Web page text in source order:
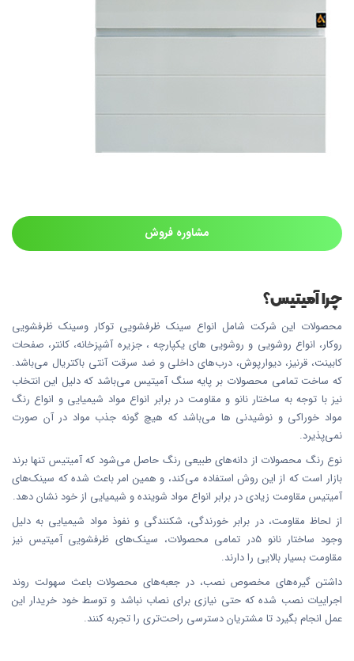
مشاوره فروش
چرا آمیتیس؟
محصولات این شرکت شامل انواع سینک ظرفشویی توکار وسینک ظرفشویی
روکار، انواع روشویی و روشویی های یکپارچه ، جزیره آشپزخانه، کانتر، صفحات
کابینت، قرنیز، دیوارپوش، درب‌های داخلی و ضد سرقت آنتی باکتریال می‌باشد.
که ساخت تمامی محصولات بر پایه سنگ آمیتیس می‌باشد که دلیل این انتخاب
نیز با توجه به ساختار نانو و مقاومت در برابر انواع مواد شیمیایی و انواع رنگ
مواد خوراکی و نوشیدنی ها می‌باشد که هیچ گونه جذب مواد در آن صورت
نمی‌پذیرد.
نوع رنگ محصولات از دانه‌های طبیعی رنگ حاصل می‌شود که آمیتیس تنها برند
بازار است که از این روش استفاده می‌کند، و همین امر باعث شده که سینک‌های
آمیتیس مقاومت زیادی در برابر انواع مواد شوینده و شیمیایی از خود نشان دهد.
از لحاظ مقاومت، در برابر خورندگی، شکنندگی و نفوذ مواد شیمیایی به دلیل
وجود ساختار نانو 5در تمامی محصولات، سینک‌های ظرفشویی آمیتیس نیز
مقاومت بسیار بالایی را دارند.
داشتن گیره‌های مخصوص نصب، در جعبه‌های محصولات باعث سهولت روند
اجراییات نصب شده که حتی نیازی برای نصاب نباشد و توسط خود خریدار این
عمل انجام بگیرد تا مشتریان دسترسی راحت‌تری را تجربه کنند.